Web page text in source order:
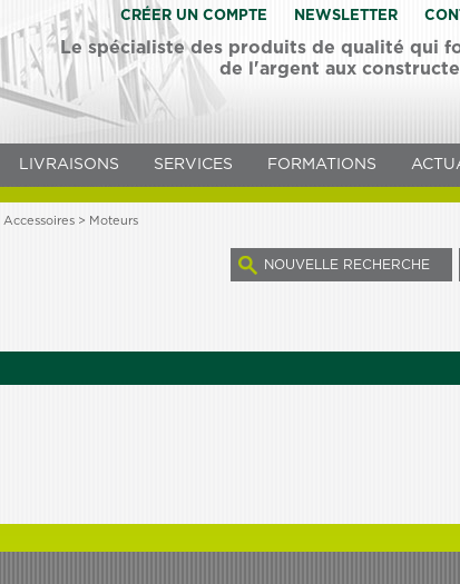
CRÉER UN COMPTE NEWSLETTER
Le spécialiste des produits de qualité qui
de l'argent aux
LIVRAISONS SERVICES FORMATIONS
Accessoires> Moteurs
NOUVELLE RECHERCHE